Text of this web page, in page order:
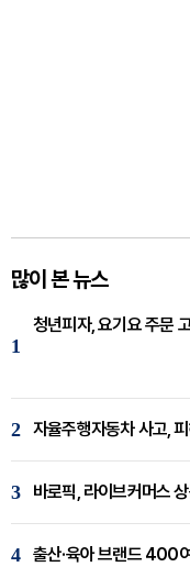
많이 본 뉴스
1
청년피자, 요기요 주문
2 자율주행자동차 사고,
3 바로픽, 라이브커머스
4 출산·육아 브랜드 400